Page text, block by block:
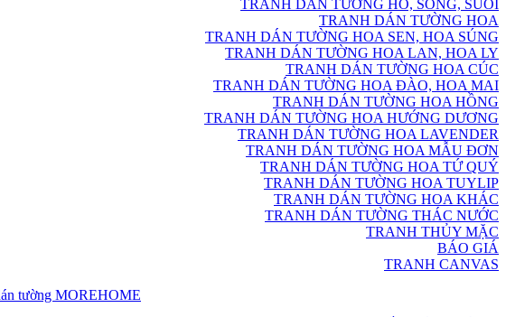
TRANH DÁN TƯỜNG HỒ, SÔNG, SUỐI
TRANH DÁN TƯỜNG HOA
TRANH DÁN TƯỜNG HOA SEN, HOA SÚNG
TRANH DÁN TƯỜNG HOA LAN, HOA LY
TRANH DÁN TƯỜNG HOA CÚC
TRANH DÁN TƯỜNG HOA ĐÀO, HOA MAI
TRANH DÁN TƯỜNG HOA HỒNG
TRANH DÁN TƯỜNG HOA HƯỚNG DƯƠNG
TRANH DÁN TƯỜNG HOA LAVENDER
TRANH DÁN TƯỜNG HOA MẪU ĐƠN
TRANH DÁN TƯỜNG HOA TỨ QUÝ
TRANH DÁN TƯỜNG HOA TUYLIP
TRANH DÁN TƯỜNG HOA KHÁC
TRANH DÁN TƯỜNG THÁC NƯỚC
TRANH THỦY MẶC
BÁO GIÁ
TRANH CANVAS